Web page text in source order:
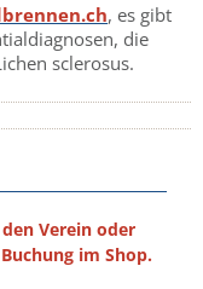
, es gibt
die
sclerosus.
Verein oder
im Shop.